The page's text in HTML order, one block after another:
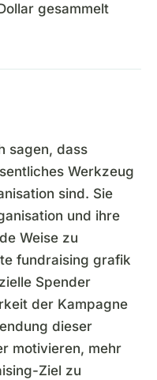
gesammelt
sagen, dass
Werkzeug
sind. Sie
und ihre
Weise zu
fundraising grafik
Spender
der Kampagne
dieser
motivieren, mehr
Ziel zu